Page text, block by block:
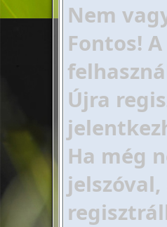
Nem
Fontos!
Újra
Ha még